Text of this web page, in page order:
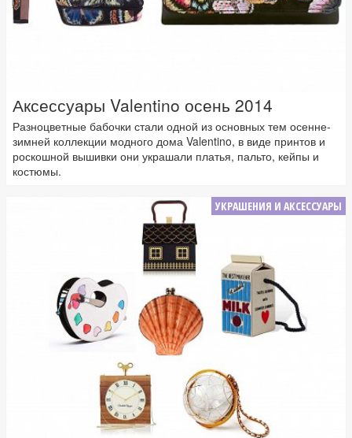
Аксессуары Valentino осень 2014
Разноцветные бабочки стали одной из основных тем осенне-
зимней коллекции модного дома Valentino, в виде принтов и
роскошной вышивки они украшали платья, пальто, кейпы и
костюмы.
УКРАШЕНИЯ И АКСЕССУАРЫ